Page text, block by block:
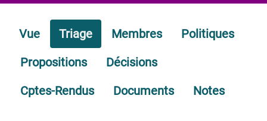
Vue Triage Membres
Politiques
Propositions
Décisions
Cptes-Rendus
Documents Notes